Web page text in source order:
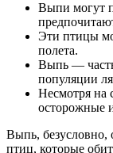
Выпи могут
Эти птицы
полета.
Выпь — часть
популяции
Несмотря
осторожные
Выпь, безусловно,
птиц, которые